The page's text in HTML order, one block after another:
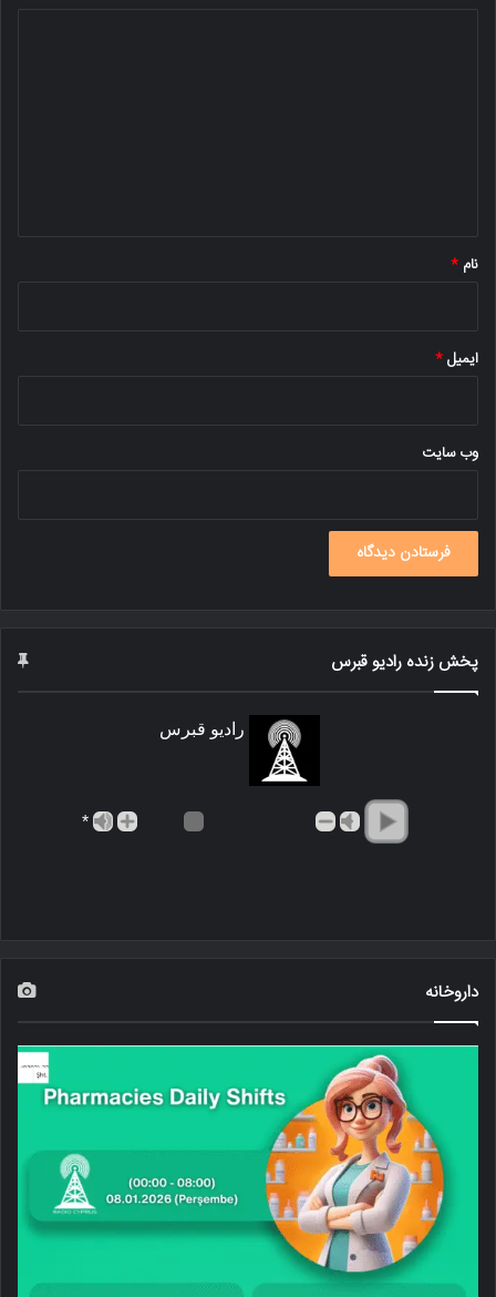
نام *
ایمیل*
وب‌ سایت
پخش زنده رادیو قبرس
رادیو قبرس
*
داروخانه